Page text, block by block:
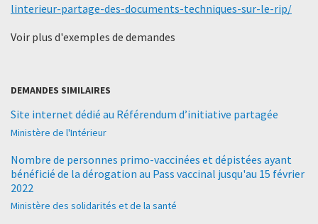
linterieur-partage-des-documents-techniques-sur-le-rip/
Voir plus d'exemples de demandes
DEMANDES SIMILAIRES
Site internet dédié au Référendum d’initiative partagée
Ministère de l'Intérieur
Nombre de personnes primo-vaccinées et dépistées ayant
bénéficié de la dérogation au Pass vaccinal jusqu'au 15 février
2022
Ministère des solidarités et de la santé